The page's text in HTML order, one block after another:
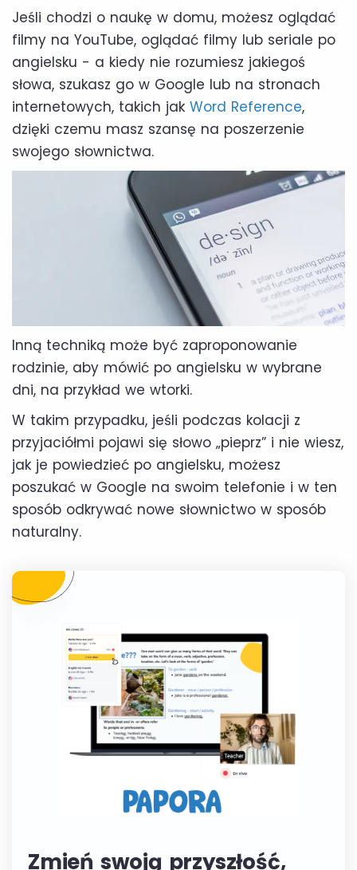
Jeśli chodzi o naukę w domu, możesz oglądać
filmy na YouTube, oglądać filmy lub seriale po
angielsku - a kiedy nie rozumiesz jakiegoś
słowa, szukasz go w Google lub na stronach
internetowych, takich jak Word Reference,
dzięki czemu masz szansę na poszerzenie
swojego słownictwa.
Inną techniką może być zaproponowanie
rodzinie, aby mówić po angielsku w wybrane
dni, na przykład we wtorki.
W takim przypadku, jeśli podczas kolacji z
przyjaciółmi pojawi się słowo „pieprz” i nie wiesz,
jak je powiedzieć po angielsku, możesz
poszukać w Google na swoim telefonie i w ten
sposób odkrywać nowe słownictwo w sposób
naturalny.
Zmień swoją przyszłość,